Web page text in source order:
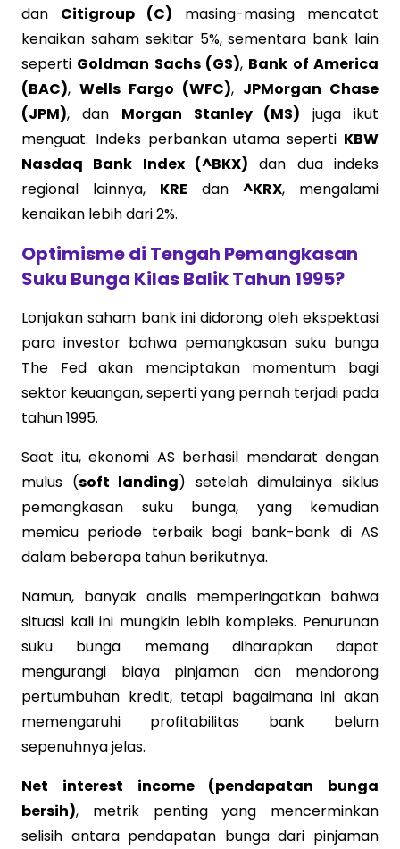
dan Citigroup (C) masing-masing mencatat
kenaikan saham sekitar 5%, sementara bank lain
seperti Goldman Sachs (GS), Bank of America
(BAC), Wells Fargo (WFC), JPMorgan Chase
(JPM), dan Morgan Stanley (MS) juga ikut
menguat. Indeks perbankan utama seperti KBW
Nasdaq Bank Index (^BKX) dan dua indeks
regional lainnya, KRE dan ^KRX, mengalami
kenaikan lebih dari 2%.
Optimisme di Tengah Pemangkasan
Suku Bunga Kilas Balik Tahun 1995?
Lonjakan saham bank ini didorong oleh ekspektasi
para investor bahwa pemangkasan suku bunga
The Fed akan menciptakan momentum bagi
sektor keuangan, seperti yang pernah terjadi pada
tahun 1995.
Saat itu, ekonomi AS berhasil mendarat dengan
mulus (soft landing) setelah dimulainya siklus
pemangkasan suku bunga, yang kemudian
memicu periode terbaik bagi bank-bank di AS
dalam beberapa tahun berikutnya.
Namun, banyak analis memperingatkan bahwa
situasi kali ini mungkin lebih kompleks. Penurunan
suku bunga memang diharapkan dapat
mengurangi biaya pinjaman dan mendorong
pertumbuhan kredit, tetapi bagaimana ini akan
memengaruhi profitabilitas bank belum
sepenuhnya jelas.
Net interest income (pendapatan bunga
bersih), metrik penting yang mencerminkan
selisih antara pendapatan bunga dari pinjaman